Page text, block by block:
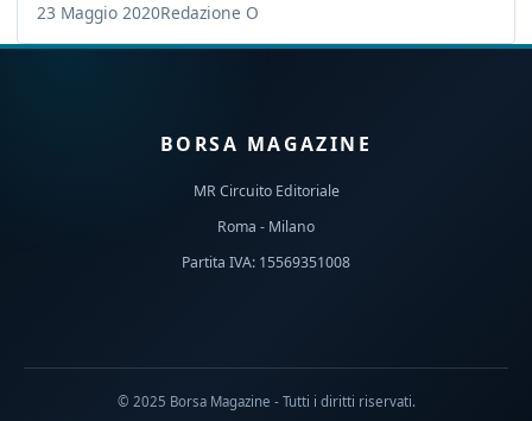
23 Maggio 2020Redazione O
BORSA MAGAZINE
MR Circuito Editoriale
Roma - Milano
Partita IVA: 15569351008
© 2025 Borsa Magazine - Tutti i diritti riservati.